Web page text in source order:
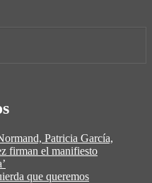
Patricia García,
firman el manifiesto
que queremos